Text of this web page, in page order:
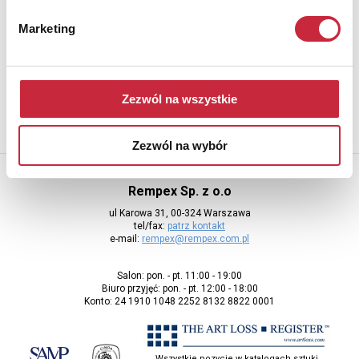
Marketing
Zezwól na wszystkie
Zezwól na wybór
Aby otrzymywać informacje o nowych aukcjach, prosimy podać
Rempex Sp. z o.o
ul Karowa 31, 00-324 Warszawa
tel/fax: patrz kontakt
e-mail: rempex@rempex.com.pl
Salon: pon. - pt. 11:00 - 19:00
Biuro przyjęć: pon. - pt. 12:00 - 18:00
Konto: 24 1910 1048 2252 8132 8822 0001